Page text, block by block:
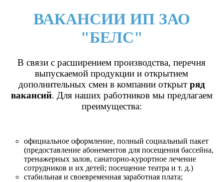
ВАКАНСИИ ИП ЗАО
"БЕЛС"
В связи с расширением производства, перечня
выпускаемой продукции и открытием
дополнительных смен в компании открыт ряд
вакансий. Для наших работников мы предлагаем
преимущества:
официальное оформление, полный социальный пакет
(предоставление абонементов для посещения бассейна,
тренажерных залов, санаторно-курортное лечение
сотрудников и их детей; посещение театра и т. д.)
стабильная и своевременная заработная плата;